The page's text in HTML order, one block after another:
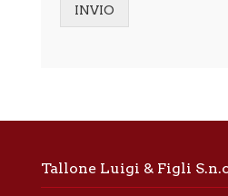
r
a
i
v
INVIO
Tallone Luigi & Figli